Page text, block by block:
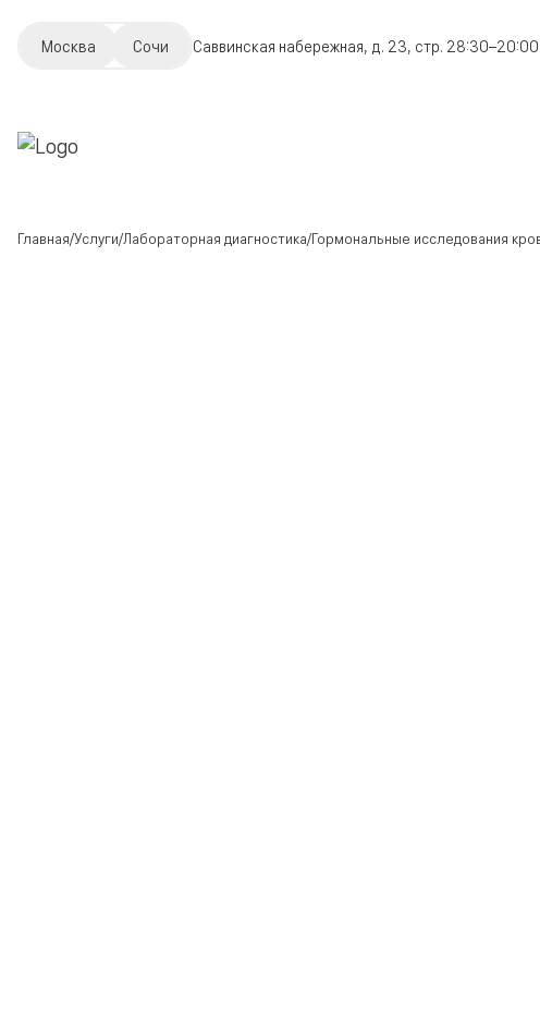
Москва Сочи Саввинская набережная, д. 23, стр. 2
Главная Услуги Лабораторная диагностика Гормональные исследования